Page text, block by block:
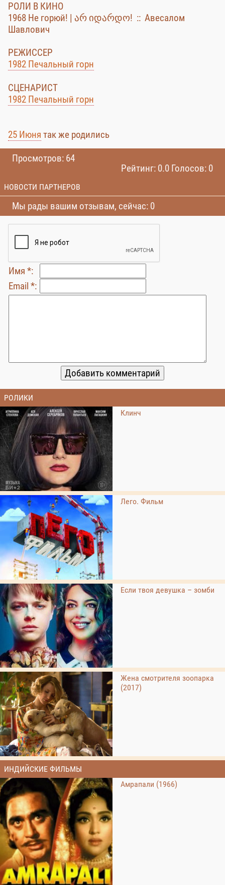
РОЛИ В КИНО
1968 Не горюй! | არ იდარდო! :: Авесалом
Шавлович
РЕЖИССЕР
1982 Печальный горн
СЦЕНАРИСТ
1982 Печальный горн
25 Июня так же родились
Просмотров: 64
Рейтинг: 0.0 Голосов: 0
НОВОСТИ ПАРТНЕРОВ
Мы рады вашим отзывам, сейчас: 0
Имя *:
Email *:
РОЛИКИ
Клинч
Лего. Фильм
Если твоя девушка – зомби
Жена смотрителя зоопарка
(2017)
ИНДИЙСКИЕ ФИЛЬМЫ
Амрапали (1966)